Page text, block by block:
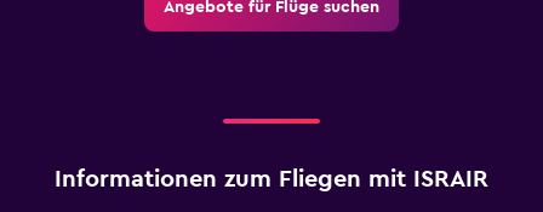
Angebote für Flüge suchen
Informationen zum Fliegen mit ISRAIR